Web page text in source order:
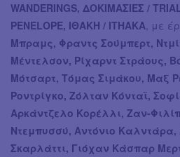
WANDERINGS, ΔΟΚΙΜΑΣΙΕΣ /
PENELOPE, ΙΘΑΚΗ / ITHAKA, με
Μπραμς, Φραντς Σούμπερτ,
Μέντελσον, Ρίχαρντ Στράους,
Μότσαρτ, Tόμας Σιμάκου, Μαξ
Ροντρίγκο, Ζόλταν Κόνταϊ,
Αρκάντζελο Κορέλλι, Ζαν-
Ντεμπυσσύ, Αντόνιο
Σκαρλάττι, Γιόχαν Κάσπαρ